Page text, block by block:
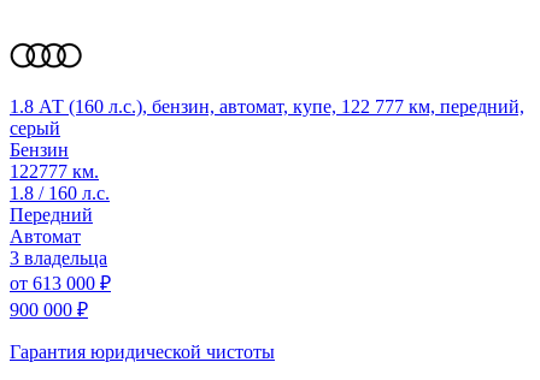
1.8 АТ (160 л.с.), бензин, автомат, купе, 122 777 км, передний,
серый
Бензин
122777 км.
1.8 / 160 л.с.
Передний
Автомат
3 владельца
от 613 000 ₽
900 000 ₽
Гарантия юридической чистоты